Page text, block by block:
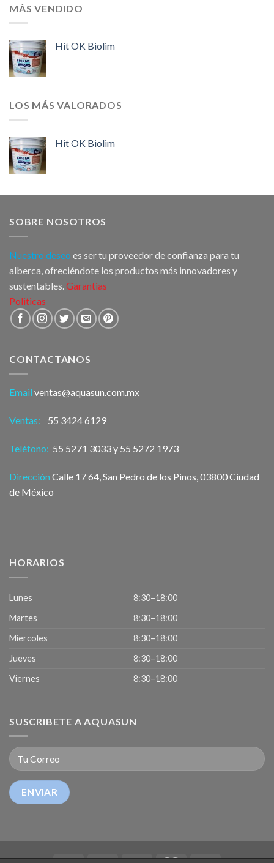
MÁS VENDIDO
Hit OK Biolim
LOS MÁS VALORADOS
Hit OK Biolim
SOBRE NOSOTROS
Nuestro deseo es ser tu proveedor de confianza para tu
alberca, ofreciéndote los productos más innovadores y
sustentables. Garantias
Politicas
CONTACTANOS
Email ventas@aquasun.com.mx
Ventas: 55 3424 6129
Teléfono: 55 5271 3033 y 55 5272 1973
Dirección Calle 17 64, San Pedro de los Pinos, 03800 Ciudad
de México
HORARIOS
Lunes
8:30–18:00
Martes
8:30–18:00
Miercoles
8:30–18:00
Jueves
8:30–18:00
Viernes
8:30–18:00
SUSCRIBETE A AQUASUN